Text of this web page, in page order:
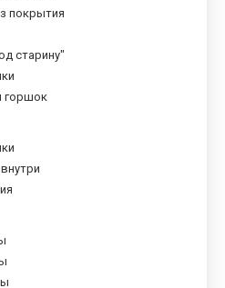
покрытия
старину"
горшок